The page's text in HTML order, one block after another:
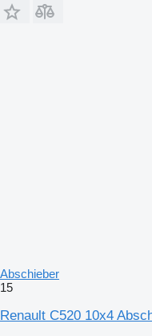
Abschieber
15
Renault C520 10x4